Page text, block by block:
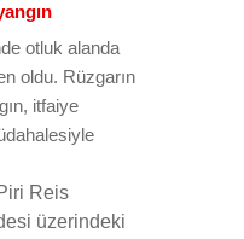
otluk alanda
oldu. Rüzgarın
itfaiye
Reis
üzerindeki